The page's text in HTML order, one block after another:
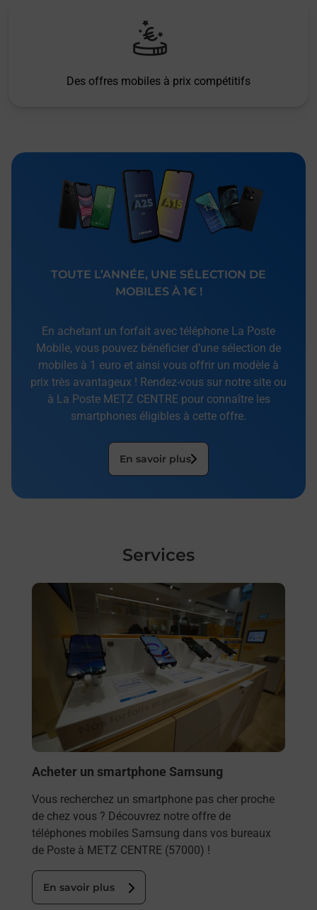
Des offres mobiles à prix compétitifs
TOUTE L’ANNÉE, UNE SÉLECTION DE
MOBILES À 1€ !
En achetant un forfait avec téléphone La Poste
Mobile, vous pouvez bénéficier d’une sélection de
mobiles à 1 euro et ainsi vous offrir un modèle à
prix très avantageux ! Rendez-vous sur notre site ou
à La Poste METZ CENTRE pour connaître les
smartphones éligibles à cette offre.
En savoir plus
Services
En savoir plus
Acheter un smartphone Samsung
Vous recherchez un smartphone pas cher proche
de chez vous ? Découvrez notre offre de
téléphones mobiles Samsung dans vos bureaux
de Poste à METZ CENTRE (57000) !
En savoir plus